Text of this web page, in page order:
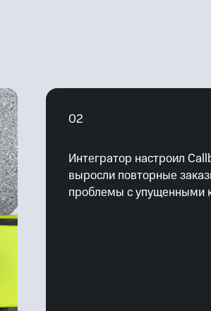
аналитика
02
Интегратор настроил
выросли повторные
проблемы с упущенными